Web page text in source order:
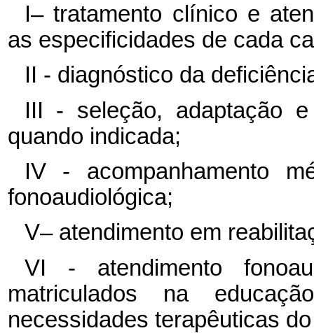
I– tratamento clínico e
as especificidades de cada
II - diagnóstico da
III - seleção, adaptação
quando indicada;
IV - acompanhamento
fonoaudiológica;
V– atendimento em
VI - atendimento
matriculados na
necessidades terapêuticas